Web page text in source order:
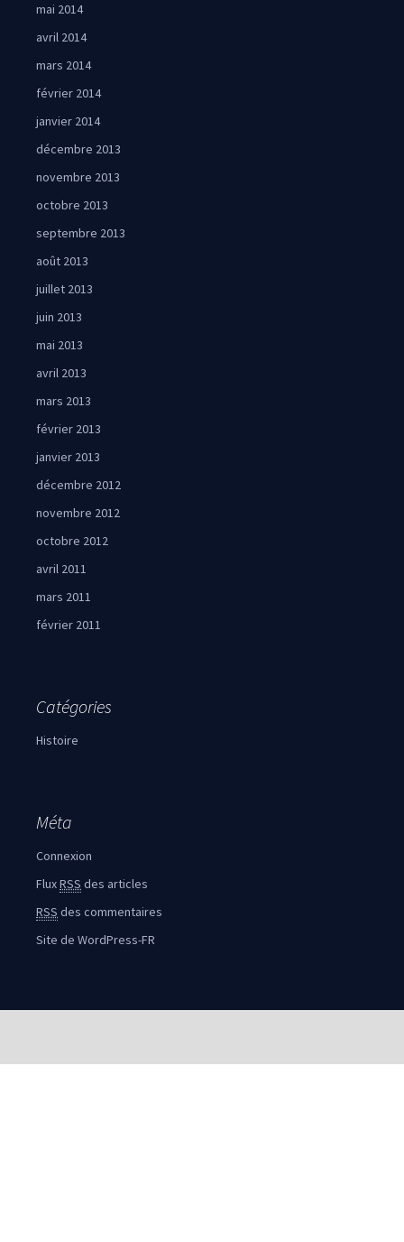
mai 2014
avril 2014
mars 2014
février 2014
janvier 2014
décembre 2013
novembre 2013
octobre 2013
septembre 2013
août 2013
juillet 2013
juin 2013
mai 2013
avril 2013
mars 2013
février 2013
janvier 2013
décembre 2012
novembre 2012
octobre 2012
avril 2011
mars 2011
février 2011
Catégories
Histoire
Méta
Connexion
FluxRSS des articles
RSS des commentaires
Site de WordPress-FR